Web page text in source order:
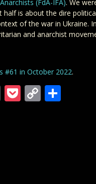
(FdA-IFA). We
half is about the dire
of the war in Ukraine.
and anarchist
#61 in October 2022.
WordPress
Pocket
Copy